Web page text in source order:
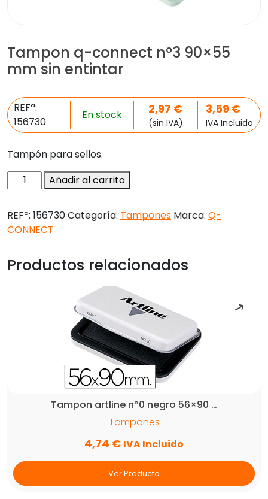
Tampon q-connect nº3 90×55
mm sin entintar
REFª:
156730
En stock 2,97 €
(sin IVA)
3,59 €
IVA Incluido
Tampón para sellos.
Tampon
q-
nº3
90x55
sin
Añadir al carrito
REFª: 156730Categoría: Tampones Marca: Q-
CONNECT
Productos relacionados
Tampon artline nº0 negro 56×90 …
Tampones
4,74 € IVA Incluido
Ver Producto